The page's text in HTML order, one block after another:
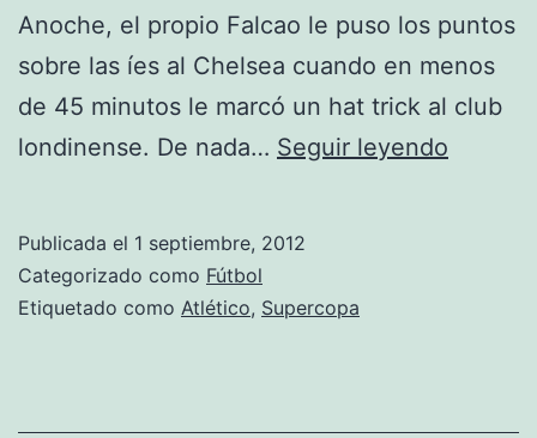
Anoche, el propio Falcao le puso los puntos
sobre las íes al Chelsea cuando en menos
de 45 minutos le marcó un hat trick al club
londinense. De nada… Seguir leyendo
Publicada el 1 septiembre, 2012
Categorizado como Fútbol
Etiquetado como Atlético, Supercopa